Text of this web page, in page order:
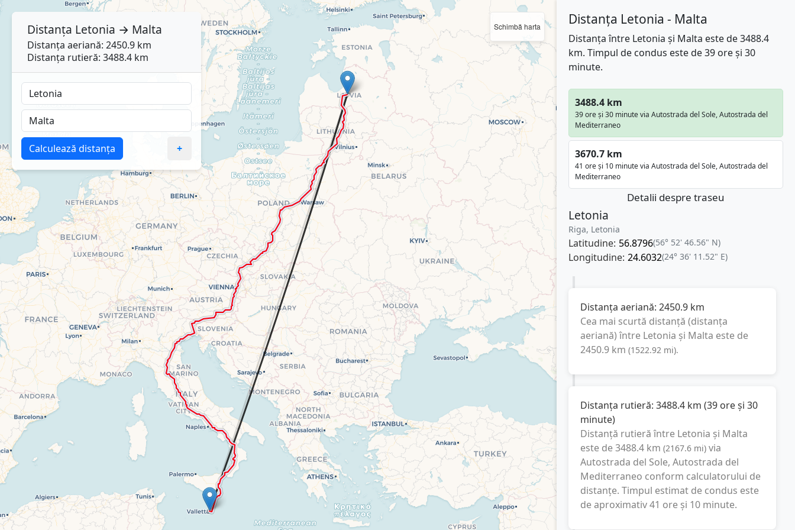
Schimbă harta Distanța Letonia - Malta
Distanța între Letonia și Malta este de 3488.4
km. Timpul de condus este de 39 ore și 30
minute.
3488.4 km
39 ore și 30 minute via Autostrada del Sole, Autostrada del
Mediterraneo
3670.7 km
41 ore și 10 minute via Autostrada del Sole, Autostrada del
Mediterraneo
Detalii despre traseu
Letonia
Riga, Letonia
Latitudine: 56.8796(56° 52' 46.56" N)
Longitudine: 24.6032(24° 36' 11.52" E)
Distanța aeriană: 2450.9 km
Cea mai scurtă distanță (distanța
aeriană) între Letonia și Malta este de
2450.9 km (1522.92 mi).
Distanța rutieră: 3488.4 km (39 ore și 30
minute)
Distanță rutieră între Letonia și Malta
este de3488.4 km (2167.6 mi) via
Autostrada del Sole, Autostrada del
Mediterraneo conform calculatorului de
distanțe. Timpul estimat de condus este
de aproximativ41 ore și 10 minute.
Distanța Letonia → Malta
Distanța aeriană: 2450.9 km
Distanța rutieră: 3488.4 km
Calculează distanța +